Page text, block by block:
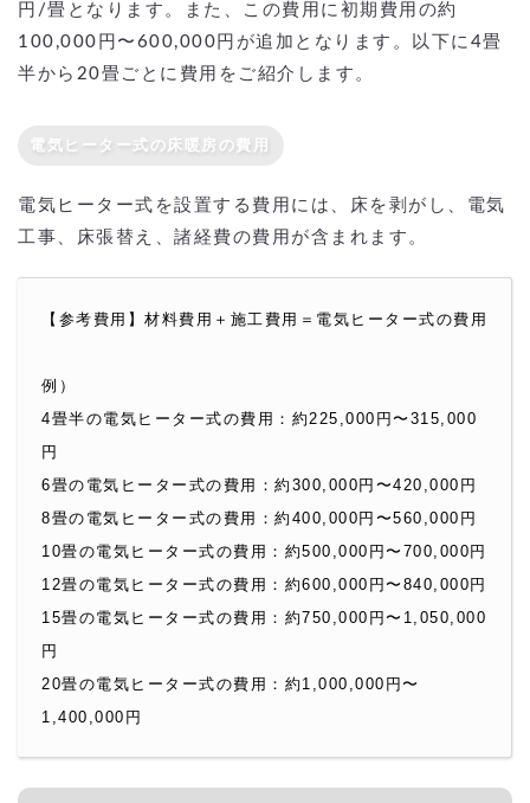
円/畳となります。また、この費用に初期費用の約
100,000円〜600,000円が追加となります。以下に4畳
半から20畳ごとに費用をご紹介します。
電気ヒーター式の床暖房の費用
電気ヒーター式を設置する費用には、床を剥がし、電気
工事、床張替え、諸経費の費用が含まれます。
【参考費用】材料費用＋施工費用＝電気ヒーター式の費用
例）
4畳半の電気ヒーター式の費用：約225,000円〜315,000
円
6畳の電気ヒーター式の費用：約300,000円〜420,000円
8畳の電気ヒーター式の費用：約400,000円〜560,000円
10畳の電気ヒーター式の費用：約500,000円〜700,000円
12畳の電気ヒーター式の費用：約600,000円〜840,000円
15畳の電気ヒーター式の費用：約750,000円〜1,050,000
円
20畳の電気ヒーター式の費用：約1,000,000円〜
1,400,000円